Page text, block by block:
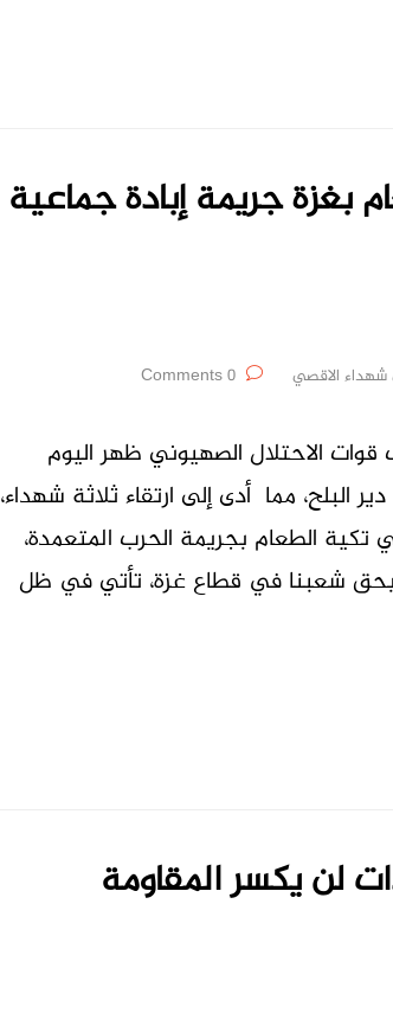
بغزة جريمة إبادة جماعية
الاقصي
قوات الاحتلال الصهيوني ظهر اليوم
مما أدى إلى ارتقاء ثلاثة شهداء،
الطعام بجريمة الحرب المتعمدة،
بحق شعبنا في قطاع غزة، تأتي في ظل
لن يكسر المقاومة